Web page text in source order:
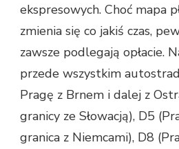
ekspresowych. Choć mapa
zmienia się co jakiś czas,
zawsze podlegają opłacie.
przede wszystkim
Pragę z Brnem i dalej z
granicy ze Słowacją), D5
granica z Niemcami), D8